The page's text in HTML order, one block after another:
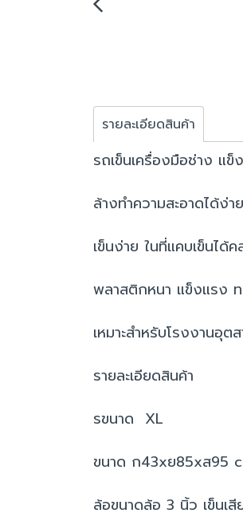
รายละเอียดสินค้า
รถเข็นเครื่องมือช่าง แ
ล้างทำความสะอาดได้
เข็นง่าย ในที่แคบเข็นได้
พลาสติกหนา แข็งแรง ท
เหมาะสำหรับโรงงานอุ
รายละเอียดสินค้า
รขนาด XL
ขนาด ก43xย85xส95
ล้อขนาดล้อ 3 นิ้ว เข็นเ